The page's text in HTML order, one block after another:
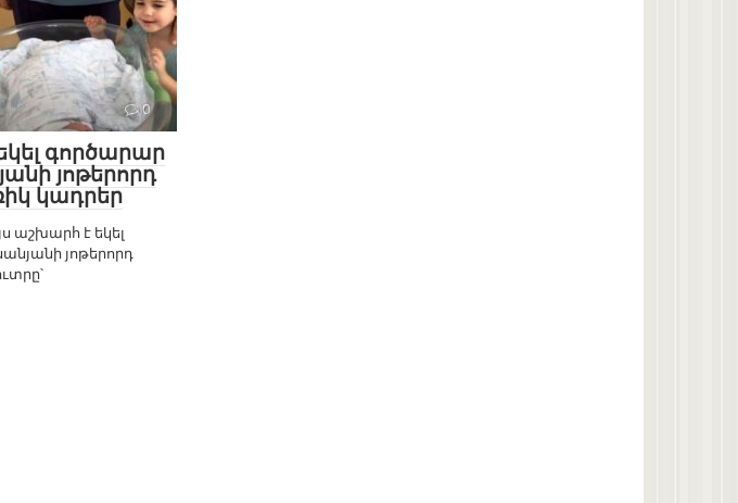
0
գործարար
յոթերորդ
կադրեր
աշխարհ է եկել
յոթերորդ